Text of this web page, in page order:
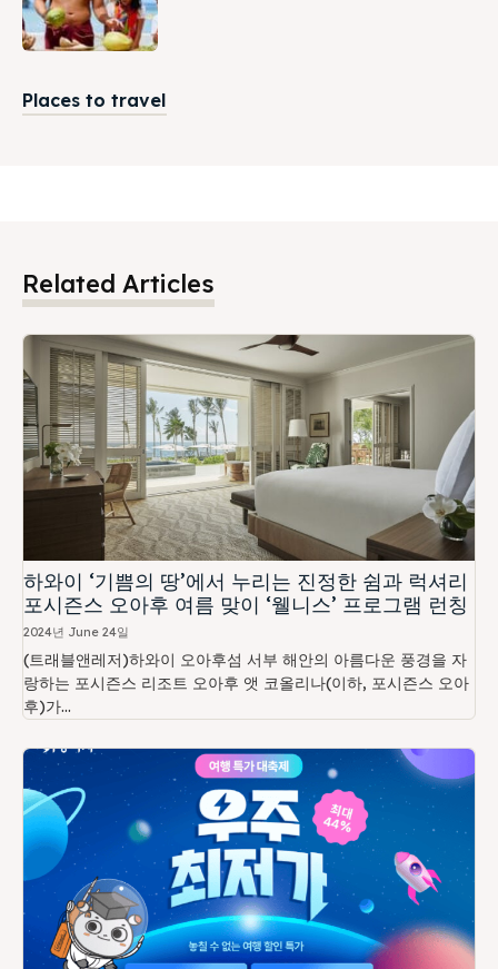
Places to travel
Related Articles
하와이 ‘기쁨의 땅’에서 누리는 진정한 쉼과 럭셔리
포시즌스 오아후 여름 맞이 ‘웰니스’ 프로그램 런칭
2024년 June 24일
(트래블앤레저)하와이 오아후섬 서부 해안의 아름다운 풍경을 자
랑하는 포시즌스 리조트 오아후 앳 코올리나(이하, 포시즌스 오아
후)가...